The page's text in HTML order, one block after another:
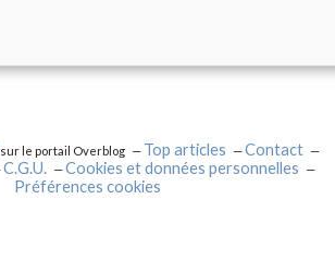
sur le portail Overblog Top articles
Contact
C.G.U.
Cookies et données personnelles
Préférences cookies